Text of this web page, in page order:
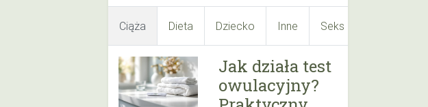
Ciąża Dieta Dziecko Inne Seks
Jak działa test
owulacyjny?